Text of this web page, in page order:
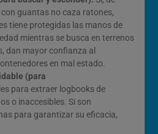
guantas no caza ratones,
tiene protegidas las manos de
mientras se busca en terrenos
dan mayor confianza al
en mal estado.
(para
para extraer logbooks de
o inaccesibles. Si son
para garantizar su eficacia,